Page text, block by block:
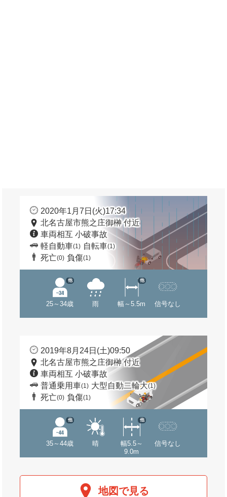
2020年1月7日(火)17:34
北名古屋市熊之庄御榊 付近
車両相互 小破事故
軽自動車(1) 自転車(1)
死亡(0) 負傷(1)
25～34歳
他
雨 幅～5.5m
他
信号なし
2019年8月24日(土)09:50
北名古屋市熊之庄御榊 付近
車両相互 小破事故
普通乗用車(1) 大型自動二輪大(1)
死亡(0) 負傷(1)
35～44歳
他
晴
幅5.5～
9.0m
他
信号なし
地図で見る